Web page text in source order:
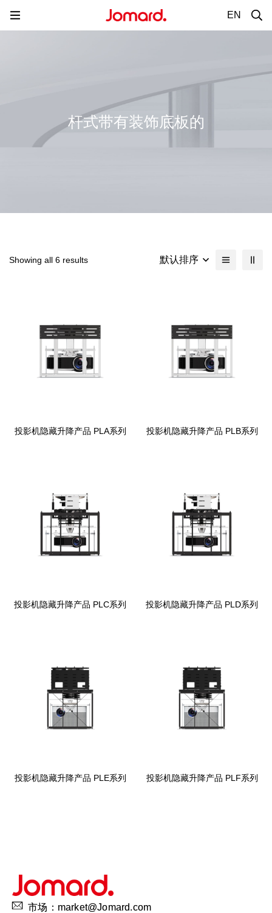
EN
杆式带有装饰底板的
Showing all 6 results 默认排序
投影机隐藏升降产品 PLA系列 投影机隐藏升降产品 PLB系列
投影机隐藏升降产品 PLC系列 投影机隐藏升降产品 PLD系列
投影机隐藏升降产品 PLE系列 投影机隐藏升降产品 PLF系列
市场：market@Jomard.com